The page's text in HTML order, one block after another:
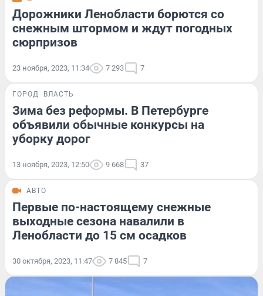
Дорожники Ленобласти борются со
снежным штормом и ждут погодных
сюрпризов
23 ноября, 2023, 11:34 7 293 7
ГОРОД ВЛАСТЬ
Зима без реформы. В Петербурге
объявили обычные конкурсы на
уборку дорог
13 ноября, 2023, 12:50 9 668 37
АВТО
Первые по-настоящему снежные
выходные сезона навалили в
Ленобласти до 15 см осадков
30 октября, 2023, 11:47 7 845 7